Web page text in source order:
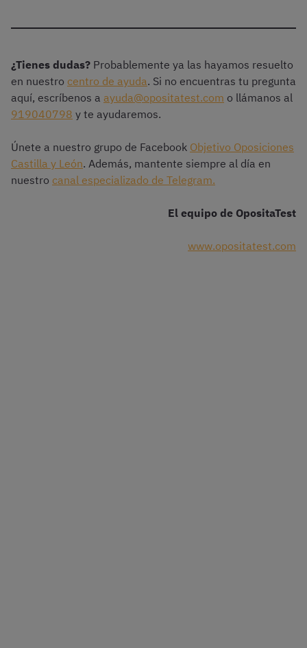
¿Tienes dudas? Probablemente ya las hayamos resuelto
en nuestro centro de ayuda. Si no encuentras tu pregunta
aquí, escríbenos a ayuda@opositatest.com o llámanos al
919040798 y te ayudaremos.
Únete a nuestro grupo de Facebook Objetivo Oposiciones
Castilla y León. Además, mantente siempre al día en
nuestro canal especializado de Telegram.
El equipo de OpositaTest
www.opositatest.com